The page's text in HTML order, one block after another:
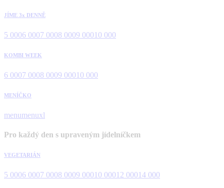
JÍME 3x DENNĚ
5 0006 0007 0008 0009 00010 000
KOMBI WEEK
6 0007 0008 0009 00010 000
MENÍČKO
menumenuxl
Pro každý den s upraveným jídelníčkem
VEGETARIÁN
5 0006 0007 0008 0009 00010 00012 00014 000